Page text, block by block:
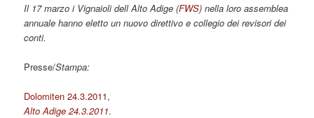
Il 17 marzo i Vignaioli dell Alto Adige (FWS) nella loro assemblea
annuale hanno eletto un nuovo direttivo e collegio dei revisori dei
conti.
Presse/Stampa:
Dolomiten 24.3.2011,
Alto Adige 24.3.2011.